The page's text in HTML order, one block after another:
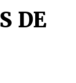
DE